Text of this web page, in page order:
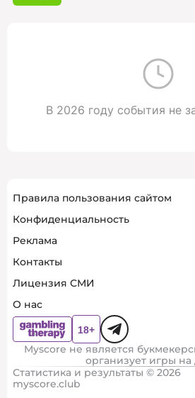
В 2026 году события не
Правила пользования сайтом
Конфиденциальность
Реклама
Контакты
Лицензия СМИ
О нас
Myscore не является
организует игры на
Статистика и результаты © 2026
myscore.club